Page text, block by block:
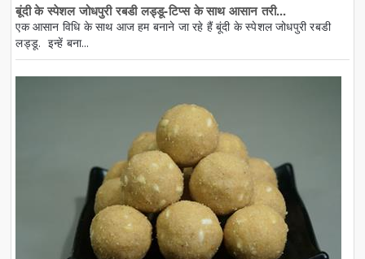
बूंदी के स्पेशल जोधपुरी रबडी लड्डू-टिप्स के साथ आसान तरी...
एक आसान विधि के साथ आज हम बनाने जा रहे हैं बूंदी के स्पेशल जोधपुरी रबडी
लड्डू. इन्हें बना...